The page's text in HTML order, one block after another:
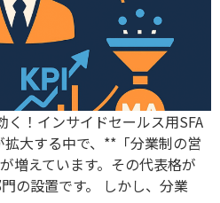
！インサイドセールス用SFA
大する中で、**「分業制の営
増えています。その代表格が
の設置です。 しかし、分業